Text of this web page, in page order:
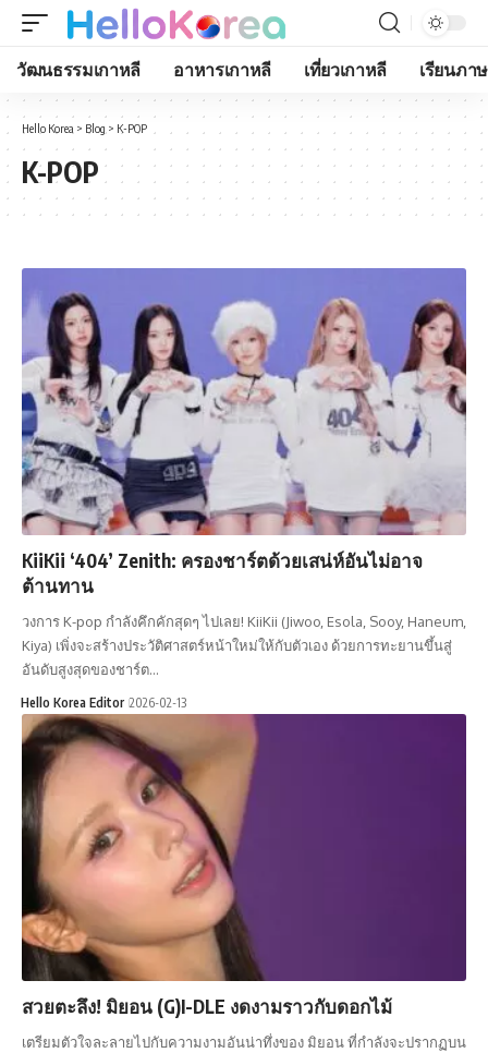
วัฒนธรรมเกาหลี อาหารเกาหลี เที่ยวเกาหลี เรียนภา
Hello Korea > Blog > K-POP
K-POP
KiiKii ‘404’ Zenith: ครองชาร์ตด้วยเสน่ห์อันไม่อาจ
ต้านทาน
วงการ K-pop กำลังคึกคักสุดๆ ไปเลย! KiiKii (Jiwoo, Esola, Sooy, Haneum,
Kiya) เพิ่งจะสร้างประวัติศาสตร์หน้าใหม่ให้กับตัวเอง ด้วยการทะยานขึ้นสู่
อันดับสูงสุดของชาร์ต…
Hello Korea Editor 2026-02-13
สวยตะลึง! มิยอน (G)I-DLE งดงามราวกับดอกไม้
เตรียมตัวใจละลายไปกับความงามอันน่าทึ่งของ มิยอน ที่กำลังจะปรากฏบน